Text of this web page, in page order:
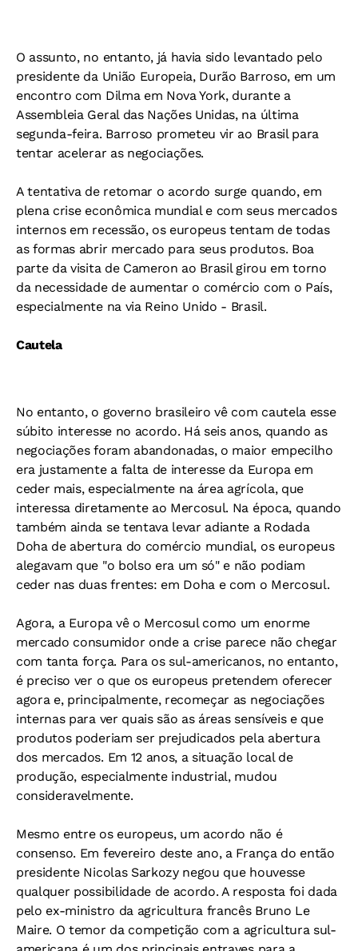
O assunto, no entanto, já havia sido levantado pelo
presidente da União Europeia, Durão Barroso, em um
encontro com Dilma em Nova York, durante a
Assembleia Geral das Nações Unidas, na última
segunda-feira. Barroso prometeu vir ao Brasil para
tentar acelerar as negociações.
A tentativa de retomar o acordo surge quando, em
plena crise econômica mundial e com seus mercados
internos em recessão, os europeus tentam de todas
as formas abrir mercado para seus produtos. Boa
parte da visita de Cameron ao Brasil girou em torno
da necessidade de aumentar o comércio com o País,
especialmente na via Reino Unido - Brasil.
Cautela
No entanto, o governo brasileiro vê com cautela esse
súbito interesse no acordo. Há seis anos, quando as
negociações foram abandonadas, o maior empecilho
era justamente a falta de interesse da Europa em
ceder mais, especialmente na área agrícola, que
interessa diretamente ao Mercosul. Na época, quando
também ainda se tentava levar adiante a Rodada
Doha de abertura do comércio mundial, os europeus
alegavam que "o bolso era um só" e não podiam
ceder nas duas frentes: em Doha e com o Mercosul.
Agora, a Europa vê o Mercosul como um enorme
mercado consumidor onde a crise parece não chegar
com tanta força. Para os sul-americanos, no entanto,
é preciso ver o que os europeus pretendem oferecer
agora e, principalmente, recomeçar as negociações
internas para ver quais são as áreas sensíveis e que
produtos poderiam ser prejudicados pela abertura
dos mercados. Em 12 anos, a situação local de
produção, especialmente industrial, mudou
consideravelmente.
Mesmo entre os europeus, um acordo não é
consenso. Em fevereiro deste ano, a França do então
presidente Nicolas Sarkozy negou que houvesse
qualquer possibilidade de acordo. A resposta foi dada
pelo ex-ministro da agricultura francês Bruno Le
Maire. O temor da competição com a agricultura sul-